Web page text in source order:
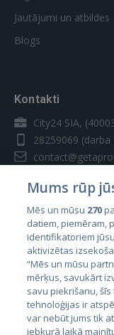
Jautājumi un atbildes
Blogs
Kontakti
City24 SIA,
28259069 (darba
Valstis
Igaunija
Latvija
Lietuva
Mums rūp
Mēs un mūsu 270
datiem, piemēram,
identifikatoriem
aktivizētas
“Mēs un mūsu
mērķus, savukārt
savu piekrišanu,
tehnoloģijas ir
var nebūt jums tik
jebkurā laikā